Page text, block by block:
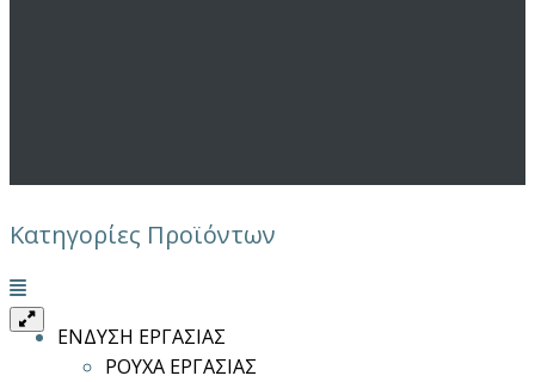
Κατηγορίες Προϊόντων
Μενού
ΕΝΔΥΣΗ ΕΡΓΑΣΙΑΣ
ΡΟΥΧΑ ΕΡΓΑΣΙΑΣ